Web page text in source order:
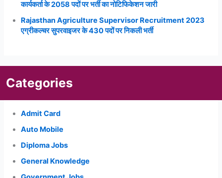
कार्यकर्ता के 2058 पदों पर भर्ती का नोटिफिकेशन जारी
Rajasthan Agriculture Supervisor Recruitment 2023
एग्रीकल्चर सुपरवाइजर के 430 पदों पर निकली भर्ती
Categories
Admit Card
Auto Mobile
Diploma Jobs
General Knowledge